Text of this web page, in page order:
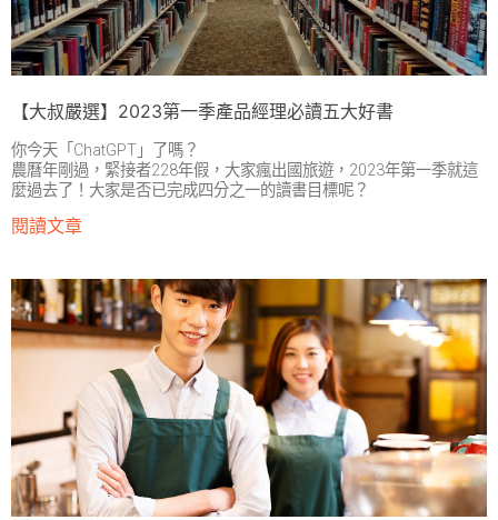
【大叔嚴選】2023第一季產品經理必讀五大好書
你今天「ChatGPT」了嗎？
農曆年剛過，緊接者228年假，大家瘋出國旅遊，2023年第一季就這
麼過去了！大家是否已完成四分之一的讀書目標呢？
閱讀文章